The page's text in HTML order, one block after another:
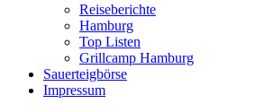
Reiseberichte
Hamburg
Top Listen
Grillcamp Hamburg
Sauerteigbörse
Impressum